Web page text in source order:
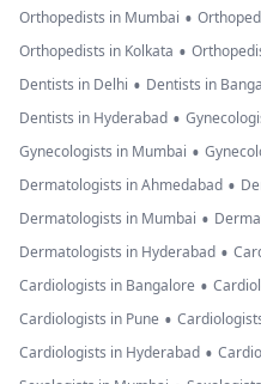
Orthopedists in Mumbai •
Orthopedists in Kolkata •
Dentists in Delhi • Dentists in
Dentists in Hyderabad •
Gynecologists in Mumbai •
Dermatologists in Ahmedabad •
Dermatologists in Mumbai •
Dermatologists in Hyderabad •
Cardiologists in Bangalore •
Cardiologists in Pune •
Cardiologists in Hyderabad •